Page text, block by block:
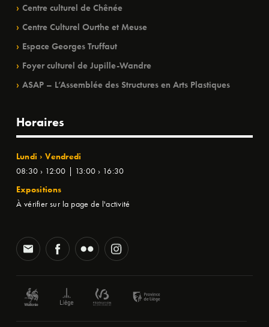
Centre culturel de Chênée
Centre Culturel Ourthe et Meuse
Espace Georges Truffaut
Foyer culturel de Jupille-Wandre
ASAP – L’Assemblée des Structures en Arts Plastiques
Horaires
Lundi › Vendredi
08:30 › 12:00 | 13:00 › 16:30
Expositions
À vérifier sur la page de l'activité